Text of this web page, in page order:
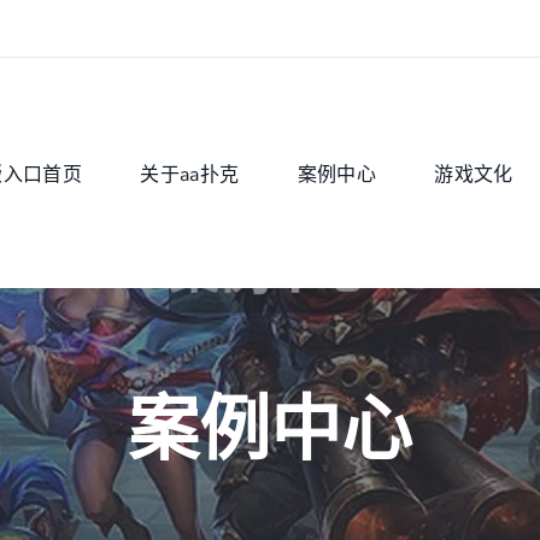
口首页 关于aa扑克 案例中心 游戏文化
案例中心